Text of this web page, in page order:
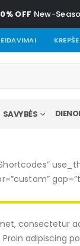
OFF New-
SAVYBĖS
consectetur
adipiscing